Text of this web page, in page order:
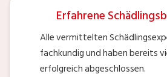
Erfahrene
Alle vermittelten
fachkundig und haben bereits
erfolgreich abgeschlossen.